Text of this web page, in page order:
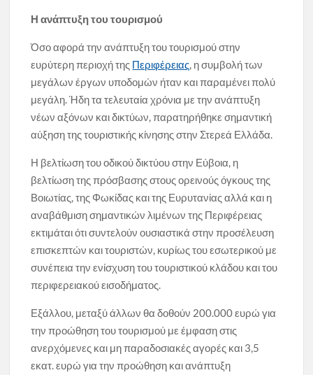
Η ανάπτυξη του τουρισμού
Όσο αφορά την ανάπτυξη του τουρισμού στην
ευρύτερη περιοχή της Περιφέρειας, η συμβολή των
μεγάλων έργων υποδομών ήταν και παραμένει πολύ
μεγάλη. Ήδη τα τελευταία χρόνια με την ανάπτυξη
νέων αξόνων και δικτύων, παρατηρήθηκε σημαντική
αύξηση της τουριστικής κίνησης στην Στερεά Ελλάδα.
Η βελτίωση του οδικού δικτύου στην Εύβοια, η
βελτίωση της πρόσβασης στους ορεινούς όγκους της
Βοιωτίας, της Φωκίδας και της Ευρυτανίας αλλά και η
αναβάθμιση σημαντικών λιμένων της Περιφέρειας
εκτιμάται ότι συντελούν ουσιαστικά στην προσέλευση
επισκεπτών και τουριστών, κυρίως του εσωτερικού με
συνέπεια την ενίσχυση του τουριστικού κλάδου και του
περιφερειακού εισοδήματος.
Εξάλλου, μεταξύ άλλων θα δοθούν 200.000 ευρώ για
την προώθηση του τουρισμού με έμφαση στις
ανερχόμενες και μη παραδοσιακές αγορές και 3,5
εκατ. ευρώ για την προώθηση και ανάπτυξη